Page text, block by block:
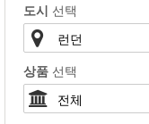
도시 선택
상품 선택